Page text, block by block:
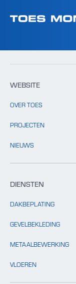
WEBSITE
OVER TOES
PROJECTEN
NIEUWS
DIENSTEN
DAKBEPLATING
GEVELBEKLEDING
METAALBEWERKING
VLOEREN